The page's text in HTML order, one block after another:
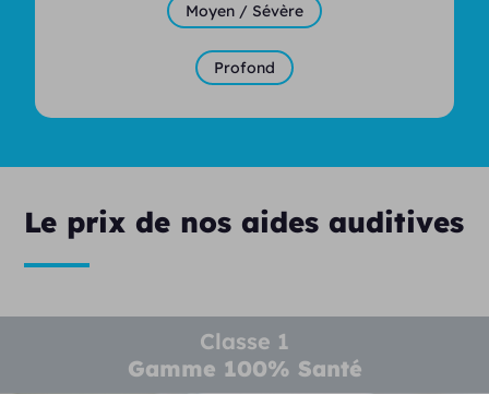
Moyen / Sévère
Profond
Le prix de nos aides auditives
Classe 1
Gamme 100% Santé